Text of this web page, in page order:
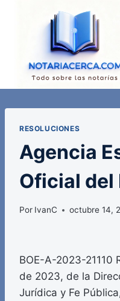
RESOLUCIONES
Agencia
Oficial del
Por IvanC octubre 14,
BOE-A-2023-21110
de 2023, de la
Jurídica y Fe